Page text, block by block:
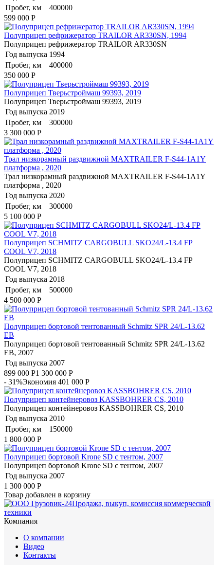
Пробег, км
400000
599 000 Р
Полуприцеп рефрижератор TRAILOR AR330SN, 1994
Полуприцеп рефрижератор TRAILOR AR330SN
Год выпуска 1994
Пробег, км
400000
350 000 Р
Полуприцеп Тверьстроймаш 99393, 2019
Полуприцеп Тверьстроймаш 99393, 2019
Год выпуска 2019
Пробег, км
300000
3 300 000 Р
Трал низкорамный раздвижной MAXTRAILER F-S44-1A1Y
платформа , 2020
Трал низкорамный раздвижной MAXTRAILER F-S44-1A1Y
платформа , 2020
Год выпуска 2020
Пробег, км
300000
5 100 000 Р
Полуприцеп SCHMITZ CARGOBULL SKO24/L-13.4 FP
COOL V7, 2018
Полуприцеп SCHMITZ CARGOBULL SKO24/L-13.4 FP
COOL V7, 2018
Год выпуска 2018
Пробег, км
500000
4 500 000 Р
Полуприцеп бортовой тентованный Schmitz SPR 24/L-13.62
EB
Полуприцеп бортовой тентованный Schmitz SPR 24/L-13.62
EB, 2007
Год выпуска 2007
899 000 Р1 300 000 Р
- 31%Экономия 401 000 Р
Полуприцеп контейнеровоз KASSBOHRER CS, 2010
Полуприцеп контейнеровоз KASSBOHRER CS, 2010
Год выпуска 2010
Пробег, км
150000
1 800 000 Р
Полуприцеп бортовой Krone SD с тентом, 2007
Полуприцеп бортовой Krone SD с тентом, 2007
Год выпуска 2007
1 300 000 Р
Товар добавлен в корзину
Продажа, выкуп, комиссия коммерческой
техники
Компания
О компании
Видео
Контакты